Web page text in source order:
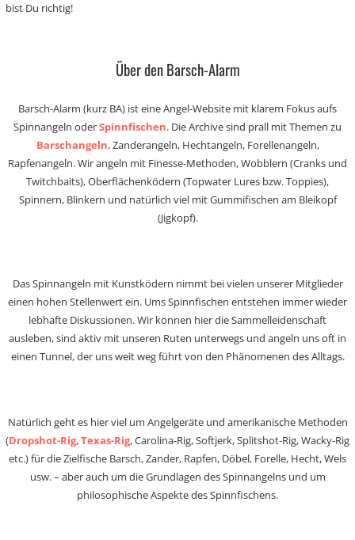
bist Du richtig!
Über den Barsch-Alarm
Barsch-Alarm (kurz BA) ist eine Angel-Website mit klarem Fokus aufs
Spinnangeln oderSpinnfischen. Die Archive sind prall mit Themen zu
Barschangeln, Zanderangeln, Hechtangeln, Forellenangeln,
Rapfenangeln. Wir angeln mit Finesse-Methoden, Wobblern (Cranks und
Twitchbaits), Oberflächenködern (Topwater Lures bzw. Toppies),
Spinnern, Blinkern und natürlich viel mit Gummifischen am Bleikopf
(Jigkopf).
Das Spinnangeln mit Kunstködern nimmt bei vielen unserer Mitglieder
einen hohen Stellenwert ein. Ums Spinnfischen entstehen immer wieder
lebhafte Diskussionen. Wir können hier die Sammelleidenschaft
ausleben, sind aktiv mit unseren Ruten unterwegs und angeln uns oft in
einen Tunnel, der uns weit weg führt von den Phänomenen des Alltags.
Natürlich geht es hier viel um Angelgeräte und amerikanische Methoden
(Dropshot-Rig,Texas-Rig, Carolina-Rig, Softjerk, Splitshot-Rig, Wacky-Rig
etc.) für die Zielfische Barsch, Zander, Rapfen, Döbel, Forelle, Hecht, Wels
usw. – aber auch um die Grundlagen des Spinnangelns und um
philosophische Aspekte des Spinnfischens.